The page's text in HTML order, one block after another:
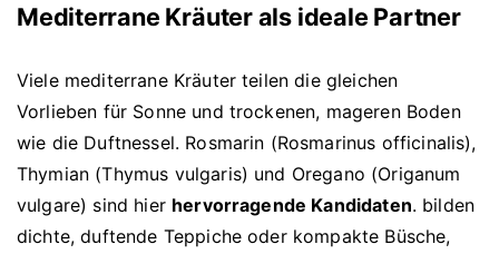
Mediterrane Kräuter als ideale Partner
Viele mediterrane Kräuter teilen die gleichen
Vorlieben für Sonne und trockenen, mageren Boden
wie die Duftnessel. Rosmarin (Rosmarinus officinalis),
Thymian (Thymus vulgaris) und Oregano (Origanum
vulgare) sind hier hervorragende Kandidaten. bilden
dichte, duftende Teppiche oder kompakte Büsche,